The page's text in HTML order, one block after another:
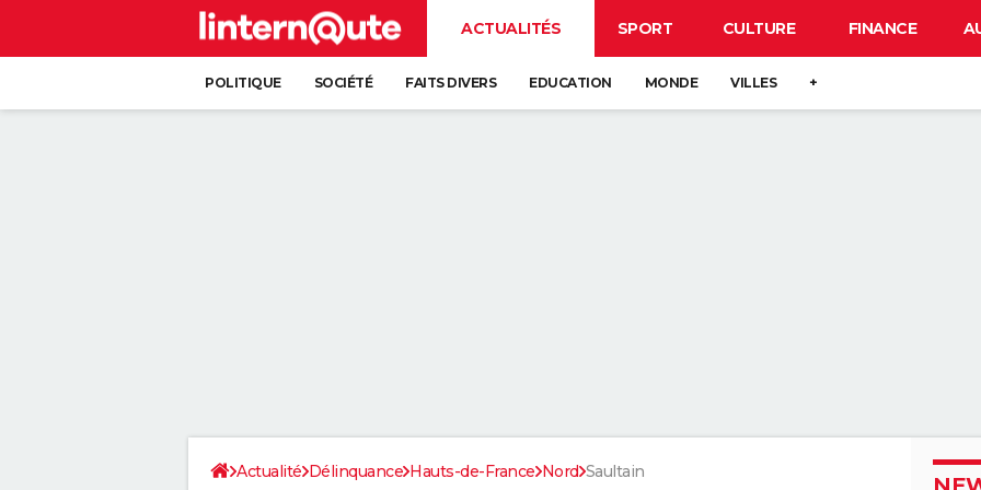
ACTUALITÉS SPORT CULTURE FINANCE
POLITIQUE SOCIÉTÉ FAITS DIVERS EDUCATION MONDE VILLES +
Actualité Délinquance Hauts-de-France Nord Saultain